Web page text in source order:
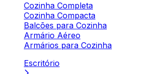
Cozinha Completa
Cozinha Compacta
Balcões para Cozinha
Armário Aéreo
Armários para Cozinha
Escritório